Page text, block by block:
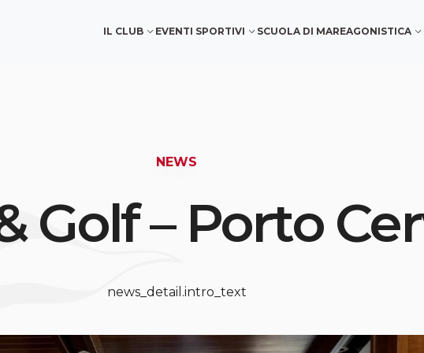
IL CLUB EVENTI SPORTIVI SCUOLA DI MAREAGONISTICA
NEWS
Golf – Porto
news_detail.intro_text